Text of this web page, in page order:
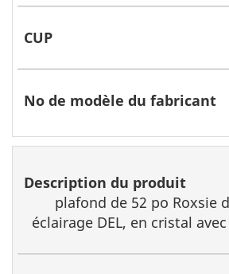
plafond de 52 po Roxsie
éclairage DEL, en cristal